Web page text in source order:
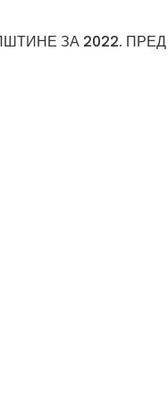
ЗА 2022. ПРЕД